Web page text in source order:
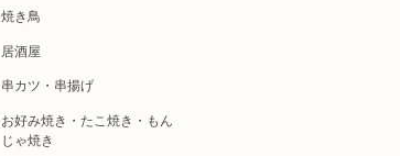
焼き鳥
居酒屋
串カツ・串揚げ
お好み焼き・たこ焼き・もん
じゃ焼き